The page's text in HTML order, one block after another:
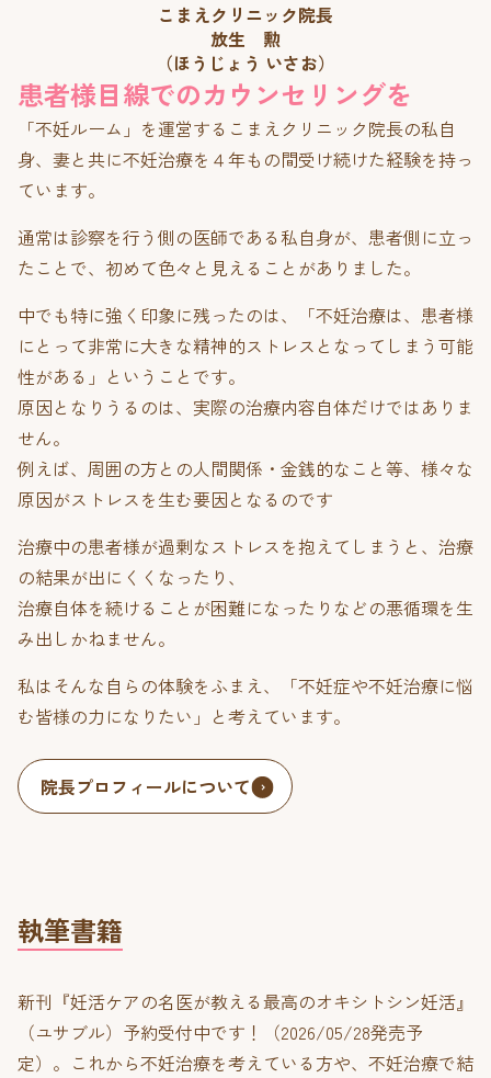
患者様目線でのカウンセリングを
「不妊ルーム」を運営するこまえクリニック院長の私自
身、妻と共に不妊治療を４年もの間受け続けた経験を持っ
ています。
通常は診察を行う側の医師である私自身が、患者側に立っ
たことで、 初めて色々と見えることがありました。
中でも特に強く印象に残ったのは、「不妊治療は、患者様
にとって非常に大きな精神的ストレスとなってしまう可能
性がある」ということです。
原因となりうるのは、実際の治療内容自体だけではありま
せん。
例えば、周囲の方との人間関係・金銭的なこと等、様々な
原因がストレスを生む要因となるのです
治療中の患者様が過剰なストレスを抱えてしまうと、治療
の結果が出にくくなったり、
治療自体を続けることが困難になったりなどの悪循環を生
み出しかねません。
私はそんな自らの体験をふまえ、「不妊症や不妊治療に悩
む皆様の力になりたい」と考えています。
院長プロフィールについて
こまえクリニック院長
放生 勲
（ほうじょう いさお）
執筆書籍
新刊『妊活ケアの名医が教える最高のオキシトシン妊活』
（ユサブル）予約受付中です！（2026/05/28発売予
定）。これから不妊治療を考えている方や、不妊治療で結